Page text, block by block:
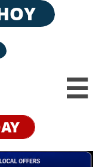
